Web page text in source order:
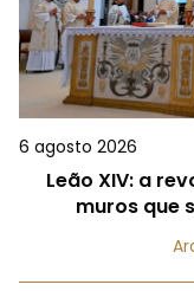
6 agosto 2026
Leão XIV: a
muros que